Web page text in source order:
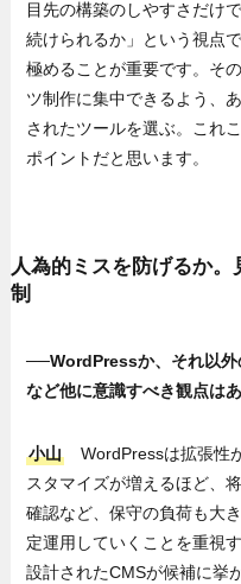
目先の構築のしやすさだけ
続けられるか」という視点
極めることが重要です。そ
ツ制作に集中できるよう、
されたツールを選ぶ。これ
ポイントだと思います。
人為的ミスを防げるか
制
──WordPressか、それ以外
など他に意識すべき観点は
小山
WordPressは拡張性
スタマイズが増えるほど、
確認など、保守の負荷も大
定運用していくことを重視
設計されたCMSが候補に挙